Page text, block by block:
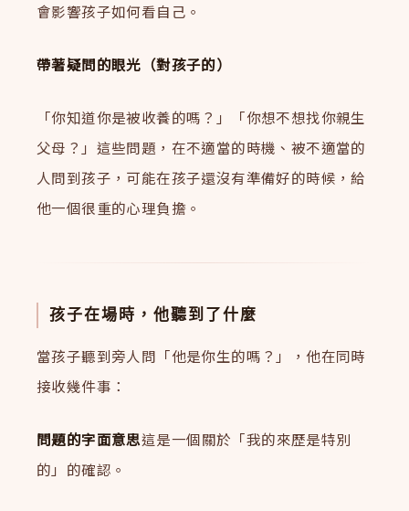
會影響孩子如何看自己。
帶著疑問的眼光（對孩子的）
「你知道你是被收養的嗎？」「你想不想找你親生
父母？」這些問題，在不適當的時機、被不適當的
人問到孩子，可能在孩子還沒有準備好的時候，給
他一個很重的心理負擔。
孩子在場時，他聽到了什麼
當孩子聽到旁人問「他是你生的嗎？」，他在同時
接收幾件事：
問題的字面意思這是一個關於「我的來歷是特別
的」的確認。